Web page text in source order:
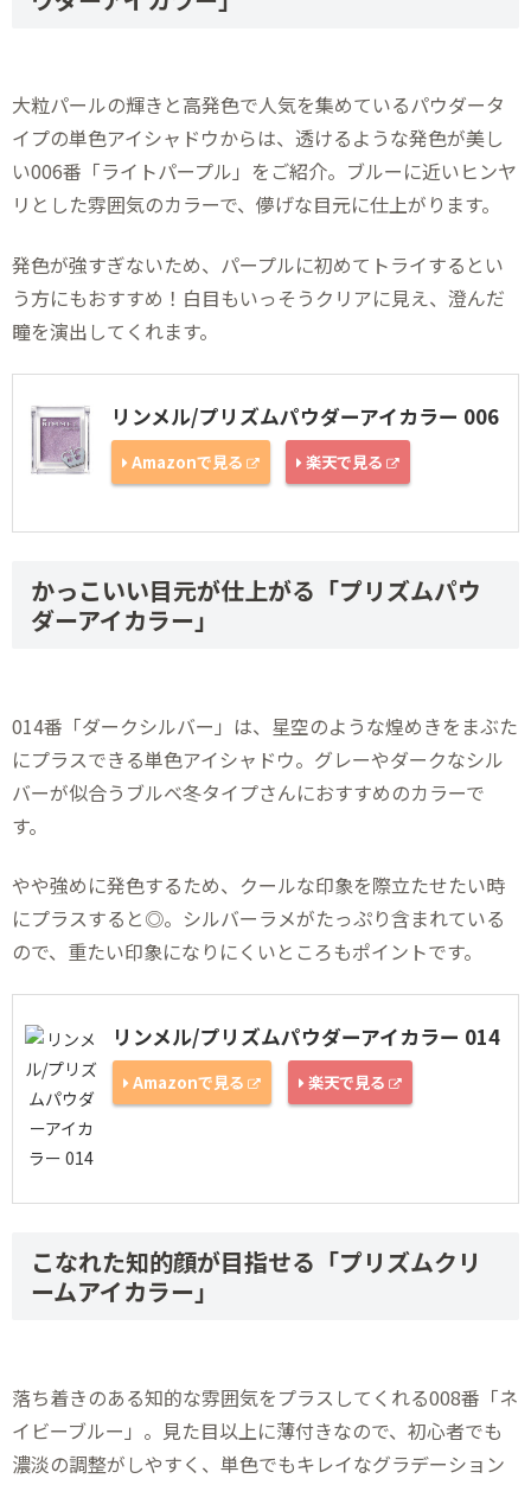
大粒パールの輝きと高発色で人気を集めているパウダータ
イプの単色アイシャドウからは、透けるような発色が美し
い006番「ライトパープル」をご紹介。ブルーに近いヒンヤ
リとした雰囲気のカラーで、儚げな目元に仕上がります。
発色が強すぎないため、パープルに初めてトライするとい
う方にもおすすめ！白目もいっそうクリアに見え、澄んだ
瞳を演出してくれます。
リンメル/プリズムパウダーアイカラー 006
Amazonで見る 楽天で見る
かっこいい目元が仕上がる「プリズムパウ
ダーアイカラー」
014番「ダークシルバー」は、星空のような煌めきをまぶた
にプラスできる単色アイシャドウ。グレーやダークなシル
バーが似合うブルベ冬タイプさんにおすすめのカラーで
す。
やや強めに発色するため、クールな印象を際立たせたい時
にプラスすると◎。シルバーラメがたっぷり含まれている
ので、重たい印象になりにくいところもポイントです。
リンメル/プリズムパウダーアイカラー 014
Amazonで見る 楽天で見る
こなれた知的顔が目指せる「プリズムクリ
ームアイカラー」
落ち着きのある知的な雰囲気をプラスしてくれる008番「ネ
イビーブルー」。見た目以上に薄付きなので、初心者でも
濃淡の調整がしやすく、単色でもキレイなグラデーション